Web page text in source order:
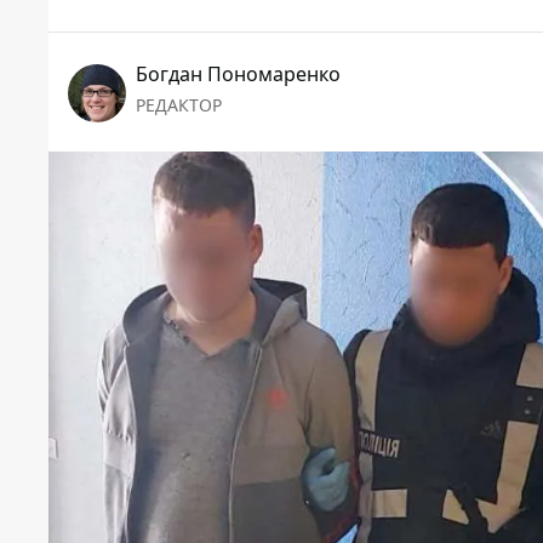
Богдан Пономаренко
РЕДАКТОР